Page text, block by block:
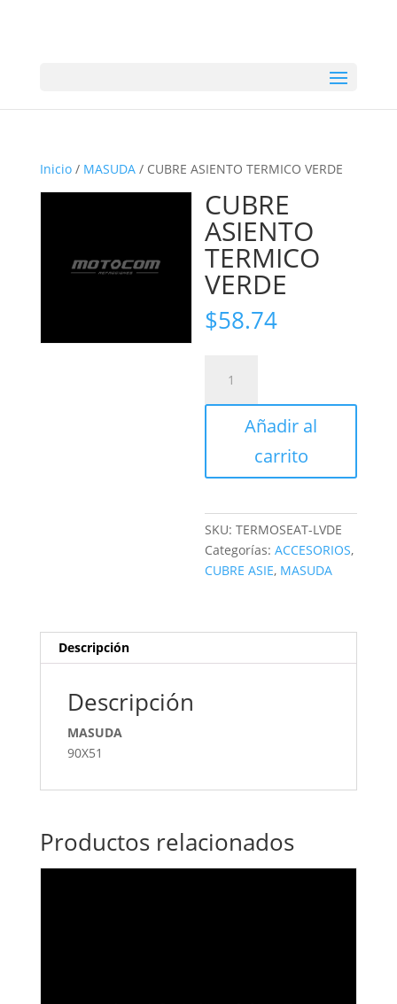
Inicio/ MASUDA/ CUBRE ASIENTO TERMICO VERDE
CUBRE
ASIENTO
TERMICO
VERDE
$58.74
ASIENTO
TERMICO
Añadir al
carrito
SKU:TERMOSEAT-LVDE
Categorías:ACCESORIOS,
CUBRE ASIE, MASUDA
Descripción
Descripción
MASUDA
90X51
Productos relacionados